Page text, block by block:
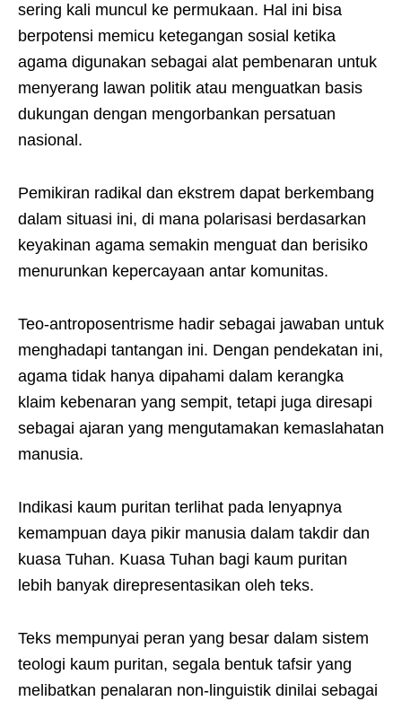
sering kali muncul ke permukaan. Hal ini bisa
berpotensi memicu ketegangan sosial ketika
agama digunakan sebagai alat pembenaran untuk
menyerang lawan politik atau menguatkan basis
dukungan dengan mengorbankan persatuan
nasional.
Pemikiran radikal dan ekstrem dapat berkembang
dalam situasi ini, di mana polarisasi berdasarkan
keyakinan agama semakin menguat dan berisiko
menurunkan kepercayaan antar komunitas.
Teo-antroposentrisme hadir sebagai jawaban untuk
menghadapi tantangan ini. Dengan pendekatan ini,
agama tidak hanya dipahami dalam kerangka
klaim kebenaran yang sempit, tetapi juga diresapi
sebagai ajaran yang mengutamakan kemaslahatan
manusia.
Indikasi kaum puritan terlihat pada lenyapnya
kemampuan daya pikir manusia dalam takdir dan
kuasa Tuhan. Kuasa Tuhan bagi kaum puritan
lebih banyak direpresentasikan oleh teks.
Teks mempunyai peran yang besar dalam sistem
teologi kaum puritan, segala bentuk tafsir yang
melibatkan penalaran non-linguistik dinilai sebagai